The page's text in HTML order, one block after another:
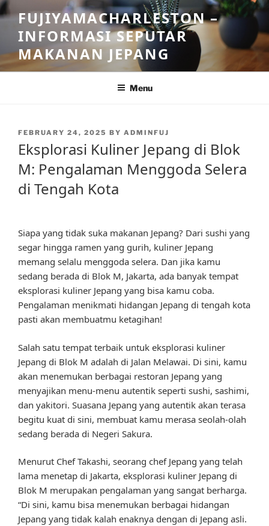
Skip
to
content
FUJIYAMACHARLESTON –
INFORMASI SEPUTAR
MAKANAN JEPANG
Menu
POSTED
ON
FEBRUARY 24, 2025 BY ADMINFUJ
Eksplorasi Kuliner Jepang di Blok
M: Pengalaman Menggoda Selera
di Tengah Kota
Siapa yang tidak suka makanan Jepang? Dari sushi yang
segar hingga ramen yang gurih, kuliner Jepang
memang selalu menggoda selera. Dan jika kamu
sedang berada di Blok M, Jakarta, ada banyak tempat
eksplorasi kuliner Jepang yang bisa kamu coba.
Pengalaman menikmati hidangan Jepang di tengah kota
pasti akan membuatmu ketagihan!
Salah satu tempat terbaik untuk eksplorasi kuliner
Jepang di Blok M adalah di Jalan Melawai. Di sini, kamu
akan menemukan berbagai restoran Jepang yang
menyajikan menu-menu autentik seperti sushi, sashimi,
dan yakitori. Suasana Jepang yang autentik akan terasa
begitu kuat di sini, membuat kamu merasa seolah-olah
sedang berada di Negeri Sakura.
Menurut Chef Takashi, seorang chef Jepang yang telah
lama menetap di Jakarta, eksplorasi kuliner Jepang di
Blok M merupakan pengalaman yang sangat berharga.
“Di sini, kamu bisa menemukan berbagai hidangan
Jepang yang tidak kalah enaknya dengan di Jepang asli.